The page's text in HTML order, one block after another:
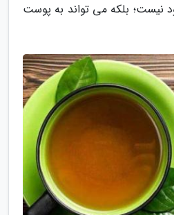
بلکه می تواند به پوست